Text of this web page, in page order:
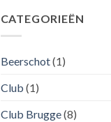
CATEGORIEËN
Beerschot(1)
Club (1)
Club Brugge(8)